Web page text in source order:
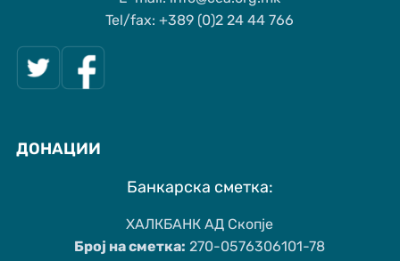
Tel/fax: +389 (0)2 24 44 766
ДОНАЦИИ
Банкарска сметка:
ХАЛКБАНК АД Скопје
Број на сметка: 270-0576306101-78